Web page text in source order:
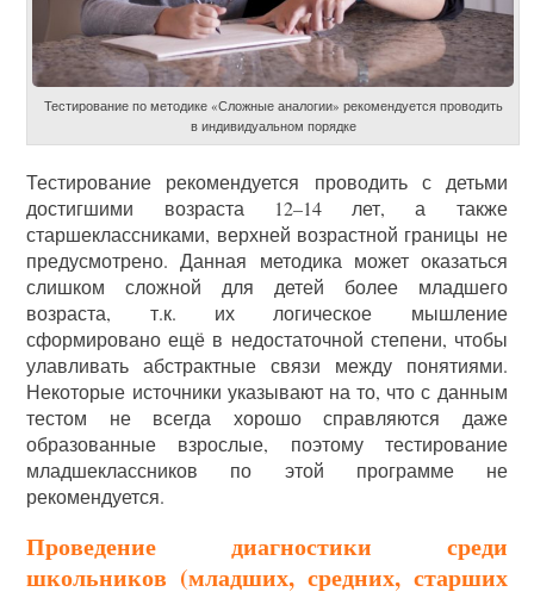
Тестирование по методике «Сложные аналогии» рекомендуется проводить
в индивидуальном порядке
Тестирование рекомендуется проводить с детьми
достигшими возраста 12–14 лет, а также
старшеклассниками, верхней возрастной границы не
предусмотрено. Данная методика может оказаться
слишком сложной для детей более младшего
возраста, т.к. их логическое мышление
сформировано ещё в недостаточной степени, чтобы
улавливать абстрактные связи между понятиями.
Некоторые источники указывают на то, что с данным
тестом не всегда хорошо справляются даже
образованные взрослые, поэтому тестирование
младшеклассников по этой программе не
рекомендуется.
Проведение диагностики среди
школьников (младших, средних, старших